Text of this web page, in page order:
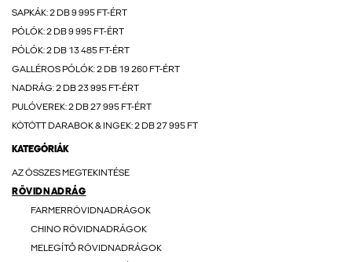
SAPKÁK: 2 DB 9 995 FT-ÉRT
PÓLÓK: 2 DB 9 995 FT-ÉRT
PÓLÓK: 2 DB 13 485 FT-ÉRT
GALLÉROS PÓLÓK: 2 DB 19 260 FT-ÉRT
NADRÁG: 2 DB 23 995 FT-ÉRT
PULÓVEREK: 2 DB 27 995 FT-ÉRT
KÖTÖTT DARABOK & INGEK: 2 DB 27 995 FT
KATEGÓRIÁK
AZ ÖSSZES MEGTEKINTÉSE
RÖVIDNADRÁG
FARMERRÖVIDNADRÁGOK
CHINO RÖVIDNADRÁGOK
MELEGÍTŐ RÖVIDNADRÁGOK